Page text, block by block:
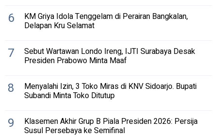
6 KM Griya Idola Tenggelam di Perairan Bangkalan,
Delapan Kru Selamat
7 Sebut Wartawan Londo Ireng, IJTI Surabaya Desak
Presiden Prabowo Minta Maaf
8 Menyalahi Izin, 3 Toko Miras di KNV Sidoarjo. Bupati
Subandi Minta Toko Ditutup
9 Klasemen Akhir Grup B Piala Presiden 2026: Persija
Susul Persebaya ke Semifinal